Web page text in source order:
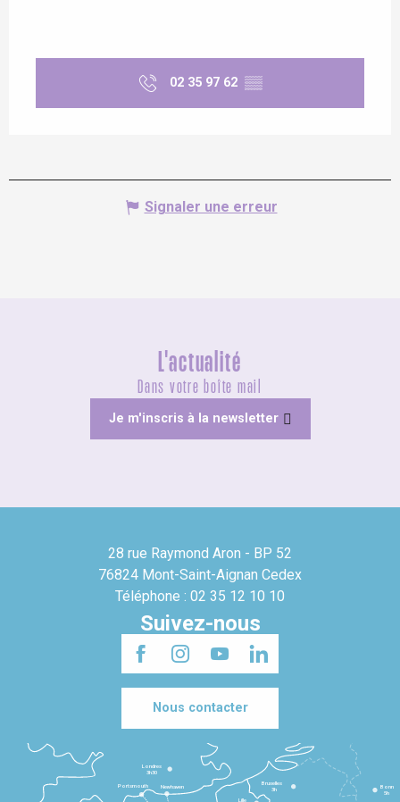
02 35 97 62 ▒▒
Signaler une erreur
L'actualité
Dans votre boîte mail
Je m'inscris à la newsletter
28 rue Raymond Aron - BP 52
76824 Mont-Saint-Aignan Cedex
Téléphone : 02 35 12 10 10
Suivez-nous
Nous contacter
Lille
Bruxelles
3h
Londres
3h30
Newhaven
Portsmouth
Bonn
5h